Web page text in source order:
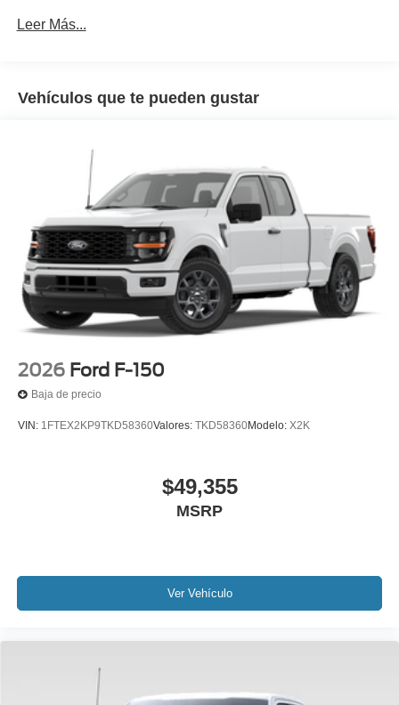
Leer Más...
Vehículos que te pueden gustar
2026 Ford F-150
Baja de precio
VIN: 1FTEX2KP9TKD58360Valores: TKD58360Modelo: X2K
$49,355
MSRP
Ver Vehículo